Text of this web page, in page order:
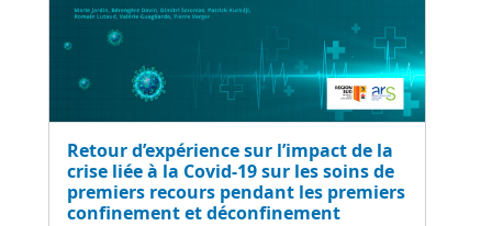
Retour d’expérience sur l’impact de la
crise liée à la Covid-19 sur les soins de
premiers recours pendant les premiers
confinement et déconfinement